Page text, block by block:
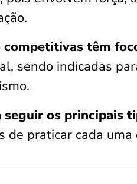
competitivas têm
sendo indicadas
seguir os principais
de praticar cada uma